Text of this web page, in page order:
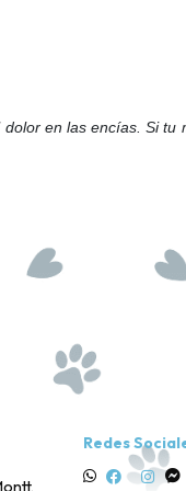
en las encías. Si tu
Redes